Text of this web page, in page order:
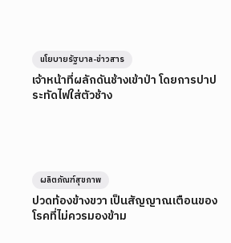
เจ้าหน้าที่ผลักดันช้างเข้าป่า โดยการปาป
ระทัดไฟใส่ตัวช้าง
นโยบายรัฐบาล-ข่าวสาร
ปวดท้องข้างขวา เป็นสัญญาณเตือนของ
โรคที่ไม่ควรมองข้าม
ผลิตภัณฑ์สุขภาพ